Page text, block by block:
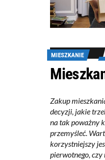
MIESZKANIE
Zakup
decyzji, jakie
na tak poważny
przemyśleć.
korzystniejszy
pierwotnego, czy